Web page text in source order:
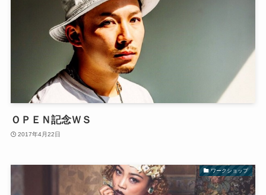
ＯＰＥＮ記念ＷＳ
2017年4月22日
ワークショップ